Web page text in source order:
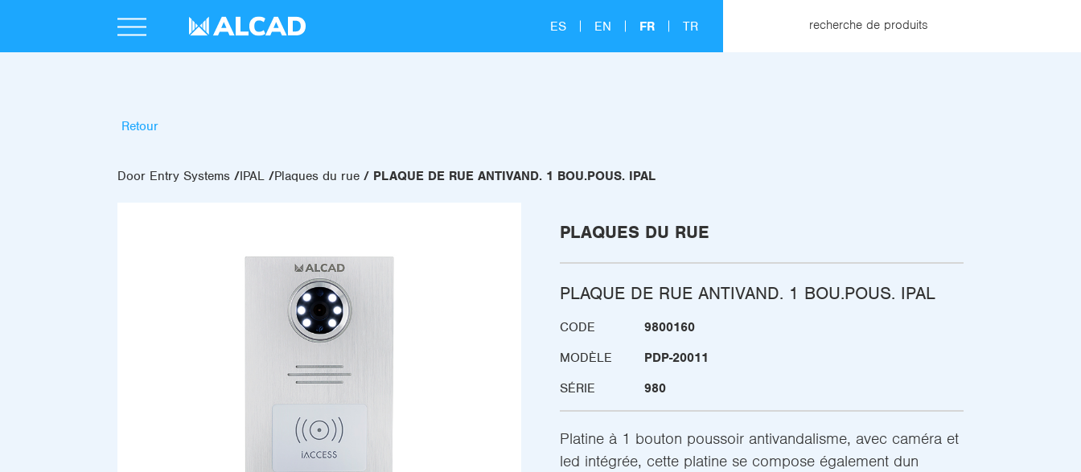
ES EN FR TR recherche de produits
Retour
Door Entry Systems IPAL Plaques du rue PLAQUE DE RUE ANTIVAND. 1 BOU.POUS. IPAL
PLAQUES DU RUE
PLAQUE DE RUE ANTIVAND. 1 BOU.POUS. IPAL
CODE
9800160
MODÈLE
PDP-20011
SÉRIE
980
Platine à 1 bouton poussoir antivandalisme, avec caméra et
led intégrée, cette platine se compose également dun